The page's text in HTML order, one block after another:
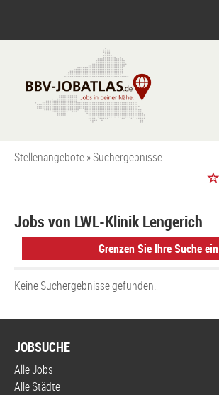
Stellenangebote Suchergebnisse
Jobs von LWL-Klinik Lengerich
Grenzen Sie Ihre Suche ein
Keine Suchergebnisse gefunden.
JOBSUCHE
Alle Jobs
Alle Städte